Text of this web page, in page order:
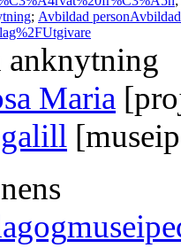
; Avbildad person
anknytning
Maria